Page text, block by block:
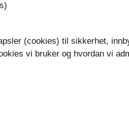
- tidligst for sesongen
Publisert: 01.12.2023
(cookies) til sikkerhet,
vi bruker og hvordan vi